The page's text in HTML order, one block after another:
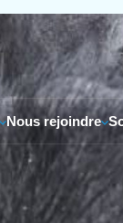
Nous rejoindre